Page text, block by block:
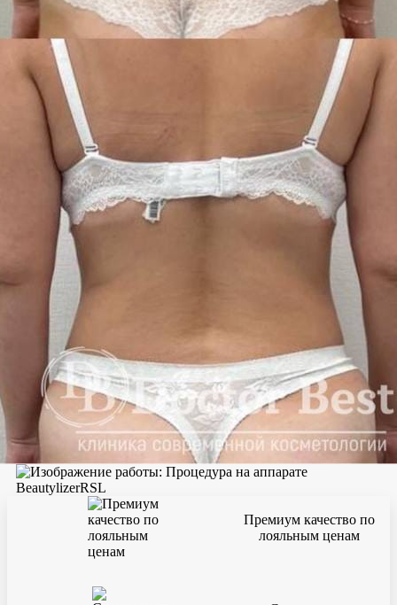
Премиум качество по
лояльным ценам